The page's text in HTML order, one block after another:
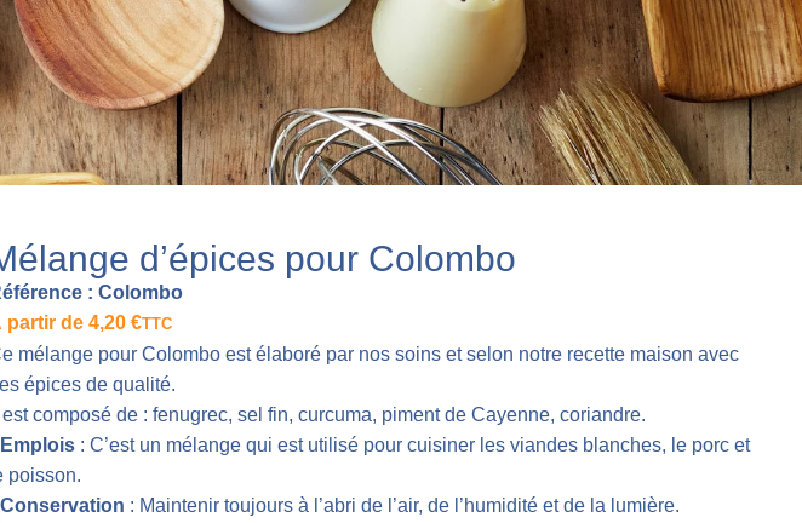
d’épices pour Colombo
: Colombo
partir de 4,20 €TTC
mélange pour Colombo est élaboré par nos soins et selon notre recette maison avec
épices de qualité.
est composé de : fenugrec, sel fin, curcuma, piment de Cayenne, coriandre.
Emplois : C’est un mélange qui est utilisé pour cuisiner les viandes blanches, le porc et
poisson.
Conservation : Maintenir toujours à l’abri de l’air, de l’humidité et de la lumière.